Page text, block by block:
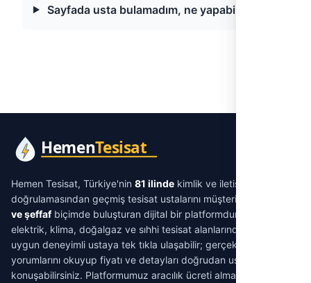
Sayfada usta bulamadım, ne yapabilirim?
Hemen Tesisat, Türkiye'nin 81 ilinde kimlik ve iletişim
doğrulamasından geçmiş tesisat ustalarını müşterilerle
ve şeffafbiçimde buluşturan dijital bir platformdur. Su tesisatı,
elektrik, klima, doğalgaz ve sıhhi tesisat alanlarında ihtiyacınıza
uygun deneyimli ustaya tek tıkla ulaşabilir; gerçek müşteri
yorumlarını okuyup fiyatı ve detayları doğrudan ustayla
konuşabilirsiniz. Platformumuz aracılık ücreti almaz.